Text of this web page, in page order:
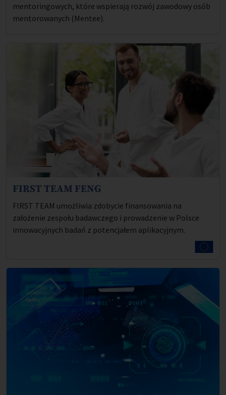
mentoringowych, które wspierają rozwój zawodowy osób
mentorowanych (Mentee).
FIRST TEAM FENG
Opis projektu:
FIRST TEAM umożliwia zdobycie finansowania na
założenie zespołu badawczego i prowadzenie w Polsce
innowacyjnych badań z potencjałem aplikacyjnym.